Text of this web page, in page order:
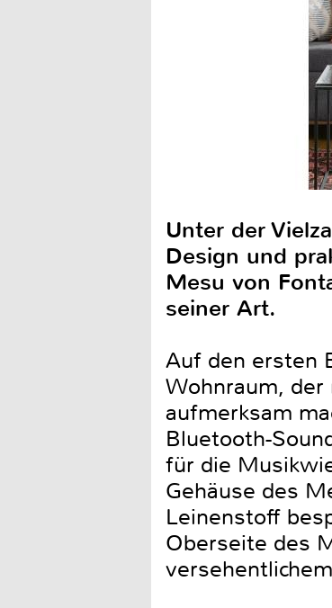
Unter der
Design und
Mesu von
seiner Art.
Auf den ersten
Wohnraum,
aufmerksam
Bluetooth-
für die
Gehäuse des
Leinenstoff
Oberseite des